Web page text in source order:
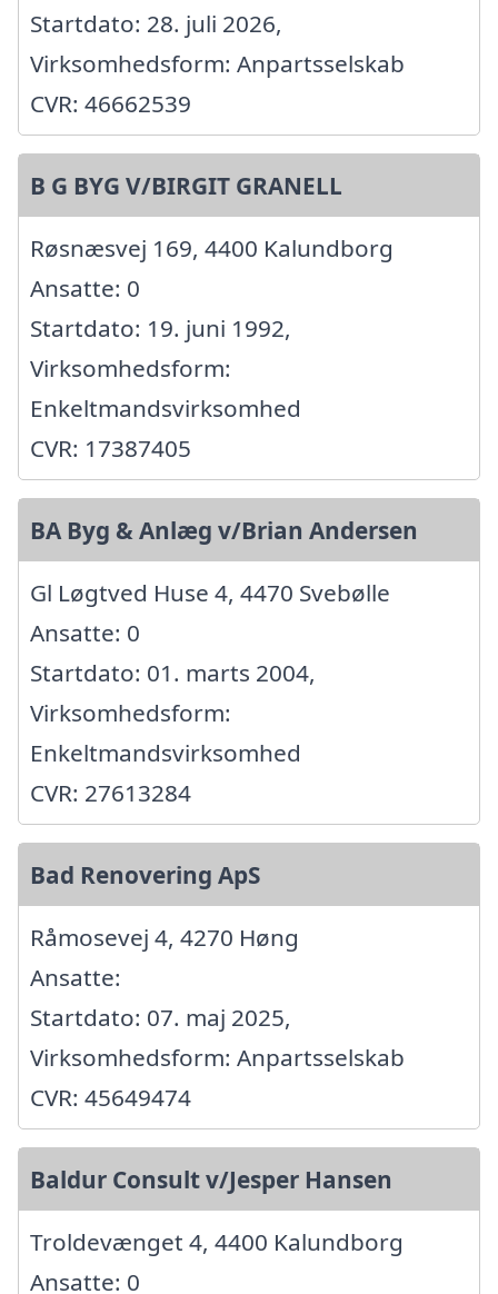
Startdato: 28. juli 2026,
Virksomhedsform: Anpartsselskab
CVR: 46662539
B G BYG V/BIRGIT GRANELL
Røsnæsvej 169, 4400 Kalundborg
Ansatte: 0
Startdato: 19. juni 1992,
Virksomhedsform:
Enkeltmandsvirksomhed
CVR: 17387405
BA Byg & Anlæg v/Brian Andersen
Gl Løgtved Huse 4, 4470 Svebølle
Ansatte: 0
Startdato: 01. marts 2004,
Virksomhedsform:
Enkeltmandsvirksomhed
CVR: 27613284
Bad Renovering ApS
Råmosevej 4, 4270 Høng
Ansatte:
Startdato: 07. maj 2025,
Virksomhedsform: Anpartsselskab
CVR: 45649474
Baldur Consult v/Jesper Hansen
Troldevænget 4, 4400 Kalundborg
Ansatte: 0